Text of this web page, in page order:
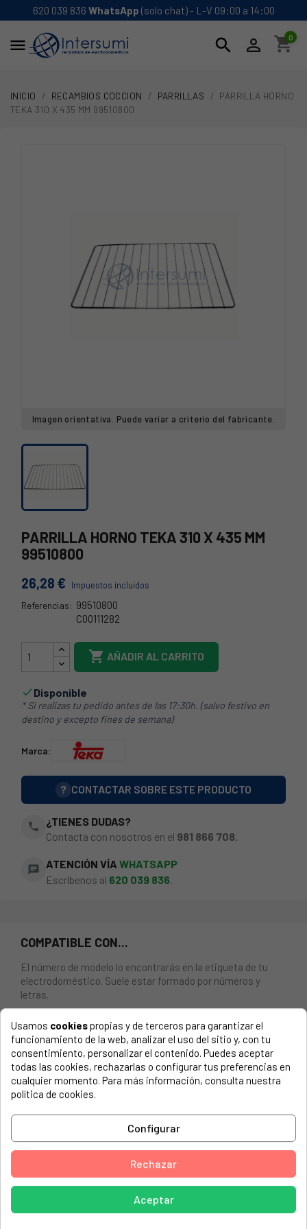
620 039 836 WhatsApp (solo chat) - L-V 09:00 a 14:00
 search  shopping_cart
0
INICIO RECAMBIOS COCCION PARRILLAS
PARRILLA HORNO
TEKA 310 X 435 MM 99510800
Imagen orientativa. Puede variar a criterio del fabricante.
PARRILLA HORNO TEKA 310 X 435 MM
99510800
26,28 € Impuestos incluidos
Referencias: 99510800
C00111282
 AÑADIR AL CARRITO
Disponible
* Si realizas tu pedido antes de las 17:30h. (salvo festivo en
destino y excepto fines de semana)
Marca:
? CONTACTAR SOBRE ESTE PRODUCTO
phone
¿TIENES DUDAS?
Contacta con nosotros en el 981 866 708.
chat ATENCIÓN VÍA WHATSAPP
Escríbenos al 620 039 836
COMPATIBLE CON...
El número de modelo lo encontrarás en la etiqueta de tu
electrodoméstico. Suele estar formado por números y
letras.
Parrilla horno Teka 310 x 435 mm
TEKA, HE490ME
TEKA, HT510ME
TEKA, HT610ME-B
Usamos cookiespropias y de terceros para garantizar el
funcionamiento de la web, analizar el uso del sitio y, con tu
consentimiento, personalizar el contenido. Puedes aceptar
todas las cookies, rechazarlas o configurar tus preferencias en
cualquier momento. Para más información, consulta nuestra
política de cookies.
Configurar
Rechazar
Aceptar